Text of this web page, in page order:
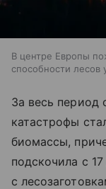
В центре Европы
способности лесов
За весь период
катастрофы
биомассы,
подскочила с
с